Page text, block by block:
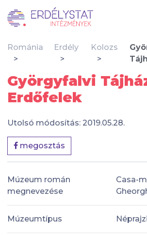
Románia Erdély Kolozs
Györgyfalvi
Erdőfelek
Utolsó módosítás: 2019.05.28.
megosztás
Múzeum román
megnevezése
Casa-
Múzeumtípus Néprajzi